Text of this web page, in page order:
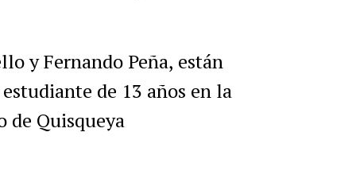
y Fernando Peña, están
de 13 años en la
de Quisqueya